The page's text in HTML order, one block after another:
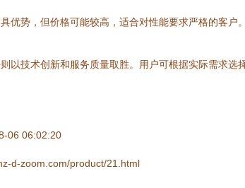
势，但价格可能较高，适合对性能要求严格的客户。
技术创新和服务质量取胜。用户可根据实际需求选
06 06:02:20
d-zoom.com/product/21.html